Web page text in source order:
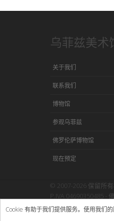
乌菲兹美术
关于我们
联系我们
博物馆
参观乌菲兹
佛罗伦萨博物馆
现在预定
© 2007-2026 保留所有
P.IVA 04690350485 -
使用本网站即表示接
Cookie 有助于我们提供服务。使用我们